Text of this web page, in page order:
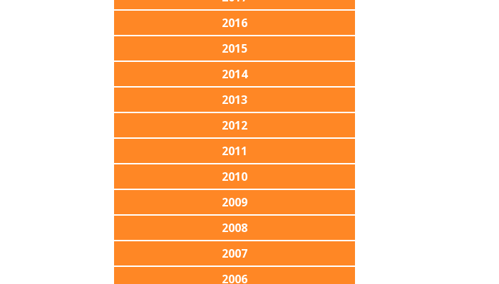
2016
2015
2014
2013
2012
2011
2010
2009
2008
2007
2006